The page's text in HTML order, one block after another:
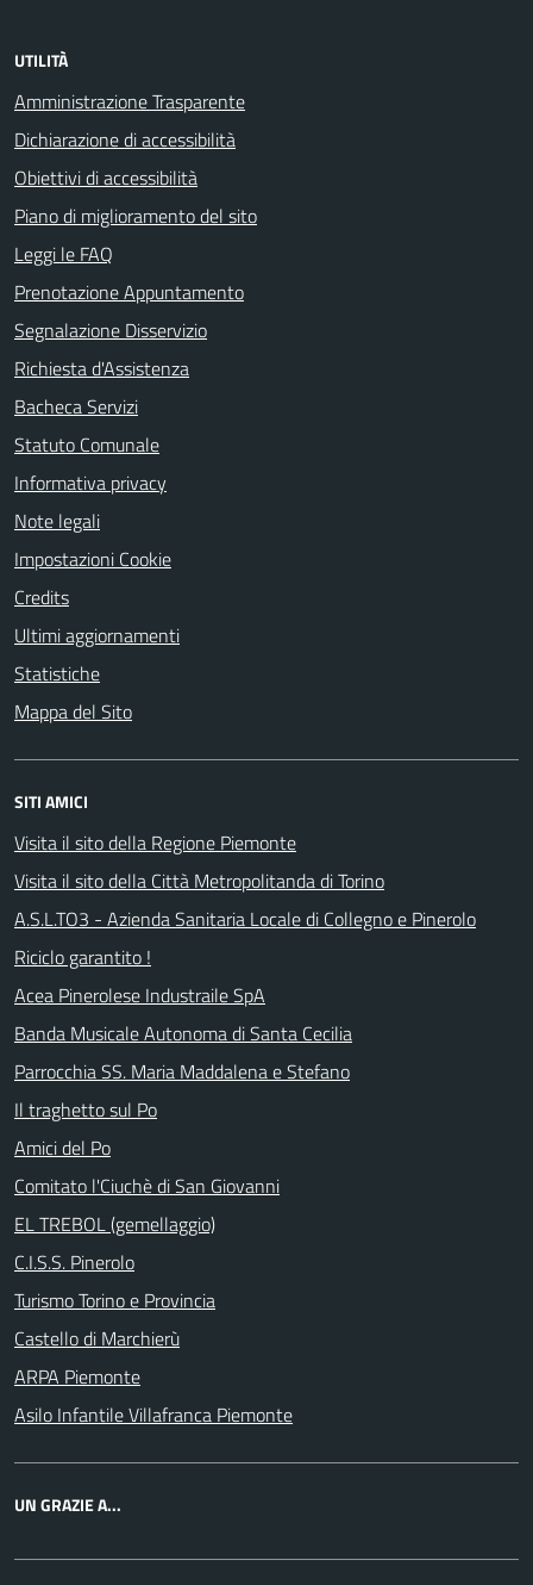
UTILITÀ
Amministrazione Trasparente
Dichiarazione di accessibilità
Obiettivi di accessibilità
Piano di miglioramento del sito
Leggi le FAQ
Prenotazione Appuntamento
Segnalazione Disservizio
Richiesta d'Assistenza
Bacheca Servizi
Statuto Comunale
Informativa privacy
Note legali
Impostazioni Cookie
Credits
Ultimi aggiornamenti
Statistiche
Mappa del Sito
SITI AMICI
Visita il sito della Regione Piemonte
Visita il sito della Città Metropolitanda di Torino
A.S.L.TO3 - Azienda Sanitaria Locale di Collegno e Pinerolo
Riciclo garantito !
Acea Pinerolese Industraile SpA
Banda Musicale Autonoma di Santa Cecilia
Parrocchia SS. Maria Maddalena e Stefano
Il traghetto sul Po
Amici del Po
Comitato l'Ciuchè di San Giovanni
EL TREBOL (gemellaggio)
C.I.S.S. Pinerolo
Turismo Torino e Provincia
Castello di Marchierù
ARPA Piemonte
Asilo Infantile Villafranca Piemonte
UN GRAZIE A...